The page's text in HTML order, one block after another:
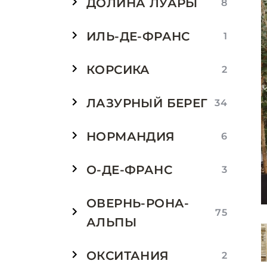
ДОЛИНА ЛУАРЫ 8
ИЛЬ-ДЕ-ФРАНС 1
КОРСИКА 2
ЛАЗУРНЫЙ БЕРЕГ 34
НОРМАНДИЯ 6
О-ДЕ-ФРАНС 3
ОВЕРНЬ-РОНА-
АЛЬПЫ
75
ОКСИТАНИЯ 2